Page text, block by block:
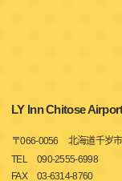
LY Inn Chitose
〒066-0056
北海道千岁
TEL
090-2555-6998
FAX
03-6314-8760